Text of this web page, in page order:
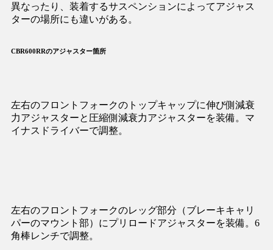
異なったり、装着するサスペンションによってアジャス
ターの場所にも違いがある。
CBR600RRのアジャスター箇所
左右のフロントフォークのトップキャップに伸び側減衰
力アジャスターと圧縮側減衰力アジャスターを装備。マ
イナスドライバーで調整。
左右のフロントフォークのレッグ部分（ブレーキキャリ
パーのマウント部）にプリロードアジャスターを装備。6
角棒レンチで調整。